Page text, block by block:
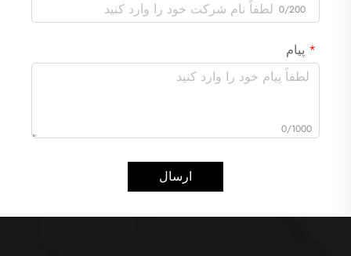
0/200
پیام
0/1000
ارسال